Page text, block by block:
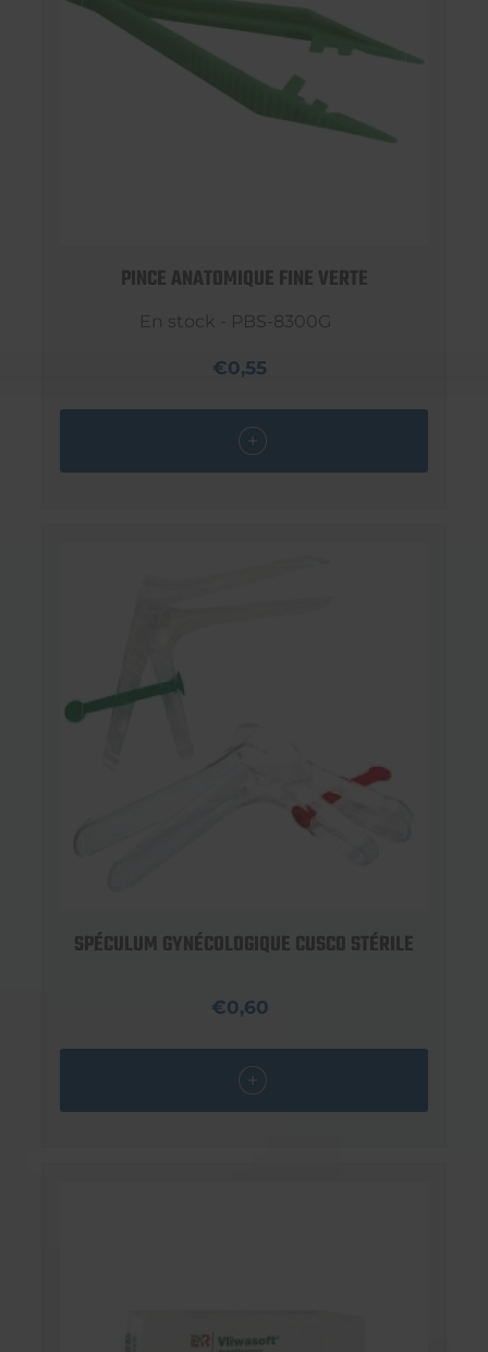
PINCE ANATOMIQUE FINE VERTE
En stock - PBS-8300G
€0,55
SPÉCULUM GYNÉCOLOGIQUE CUSCO STÉRILE
€0,60